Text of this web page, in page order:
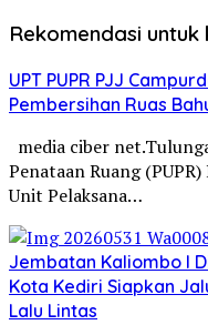
Rekomendasi untuk
UPT PUPR PJJ
Pembersihan Ruas
media ciber
Penataan Ruang
Unit Pelaksana…
Jembatan Kaliombo I
Kota Kediri Siapkan
Lalu Lintas